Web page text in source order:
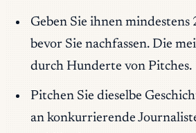
Geben Sie ihnen
bevor Sie nachfassen. Die
durch Hunderte von Pitches.
Pitchen Sie dieselbe
an konkurrierende